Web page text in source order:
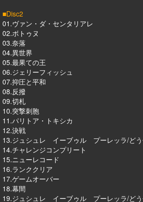
■Disc2
01.ヴァン・ダ・センタリアレ
02.ボトゥヌ
03.奈落
04.異世界
05.最果ての王
06.ジェリーフィッシュ
07.抑圧と平和
08.反撥
09.切札
10.突撃刺胞
11.パリトア・トキシカ
12.決戦
13.ジュシュレ イーブゥル プーレッラ/どう
14.チャレンジコンプリート
15.ニューレコード
16.ランククリア
17.ゲームオーバー
18.幕間
19.ジュシュレ イーブゥル プーレッラ/どう